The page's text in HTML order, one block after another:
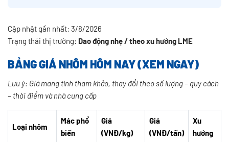
Cập nhật gần nhất: 3/8/2026
Trạng thái thị trường: Dao động nhẹ / theo xu hướng LME
BẢNG GIÁ NHÔM HÔM NAY (XEM NGAY)
Lưu ý: Giá mang tính tham khảo, thay đổi theo số lượng – quy cách
– thời điểm và nhà cung cấp
Loại nhôm
Mác phổ
biến
Giá
(VNĐ/kg)
Giá
(VNĐ/tấn)
Xu
hướng